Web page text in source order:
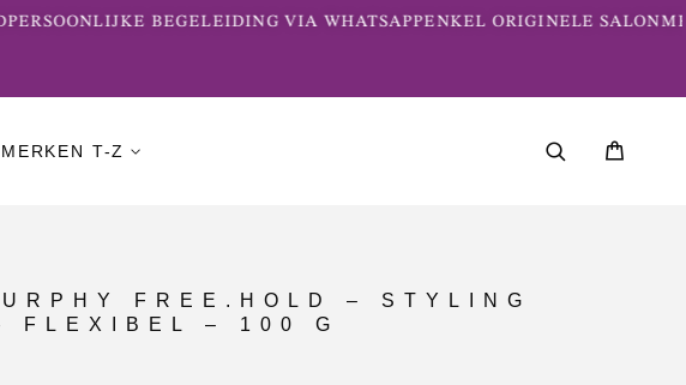
BEGELEIDING VIA WHATSAPPENKEL ORIGINELE
MERKEN T-Z
FREE.HOLD – STYLING
FLEXIBEL – 100 G